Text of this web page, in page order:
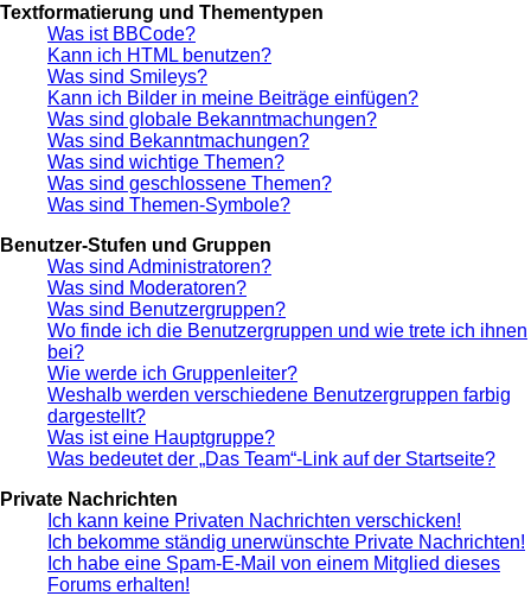
Textformatierung und Thementypen
Was ist BBCode?
Kann ich HTML benutzen?
Was sind Smileys?
Kann ich Bilder in meine Beiträge einfügen?
Was sind globale Bekanntmachungen?
Was sind Bekanntmachungen?
Was sind wichtige Themen?
Was sind geschlossene Themen?
Was sind Themen-Symbole?
Benutzer-Stufen und Gruppen
Was sind Administratoren?
Was sind Moderatoren?
Was sind Benutzergruppen?
Wo finde ich die Benutzergruppen und wie trete ich ihnen
bei?
Wie werde ich Gruppenleiter?
Weshalb werden verschiedene Benutzergruppen farbig
dargestellt?
Was ist eine Hauptgruppe?
Was bedeutet der „Das Team“-Link auf der Startseite?
Private Nachrichten
Ich kann keine Privaten Nachrichten verschicken!
Ich bekomme ständig unerwünschte Private Nachrichten!
Ich habe eine Spam-E-Mail von einem Mitglied dieses
Forums erhalten!